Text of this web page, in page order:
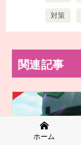
対策
関連記事
ホーム